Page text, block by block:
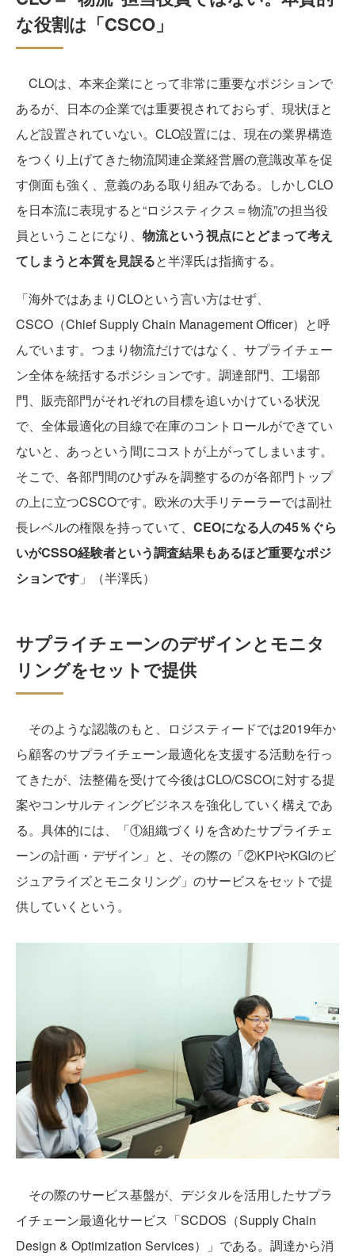
な役割は「CSCO」
CLOは、本来企業にとって非常に重要なポジションで
あるが、日本の企業では重要視されておらず、現状ほと
んど設置されていない。CLO設置には、現在の業界構造
をつくり上げてきた物流関連企業経営層の意識改革を促
す側面も強く、意義のある取り組みである。しかしCLO
を日本流に表現すると“ロジスティクス＝物流”の担当役
員ということになり、 物流という視点にとどまって考え
てしまうと本質を見誤ると半澤氏は指摘する。
「海外ではあまりCLOという言い方はせず、
CSCO（Chief Supply Chain Management Officer）と呼
んでいます。つまり物流だけではなく、サプライチェー
ン全体を統括するポジションです。調達部門、工場部
門、販売部門がそれぞれの目標を追いかけている状況
で、全体最適化の目線で在庫のコントロールができてい
ないと、あっという間にコストが上がってしまいます。
そこで、各部門間のひずみを調整するのが各部門トップ
の上に立つCSCOです。欧米の大手リテーラーでは副社
長レベルの権限を持っていて、 CEOになる人の45％ぐら
いがCSSO経験者という調査結果もあるほど重要なポジ
ションです 」（半澤氏）
サプライチェーンのデザインとモニタ
リングをセットで提供
そのような認識のもと、ロジスティードでは2019年か
ら顧客のサプライチェーン最適化を支援する活動を行っ
てきたが、法整備を受けて今後はCLO/CSCOに対する提
案やコンサルティングビジネスを強化していく構えであ
る。具体的には、「①組織づくりを含めたサプライチェ
ーンの計画・デザイン」と、その際の「②KPIやKGIのビ
ジュアライズとモニタリング」のサービスをセットで提
供していくという。
その際のサービス基盤が、デジタルを活用したサプラ
イチェーン最適化サービス「SCDOS（Supply Chain
Design & Optimization Services）」である。調達から消